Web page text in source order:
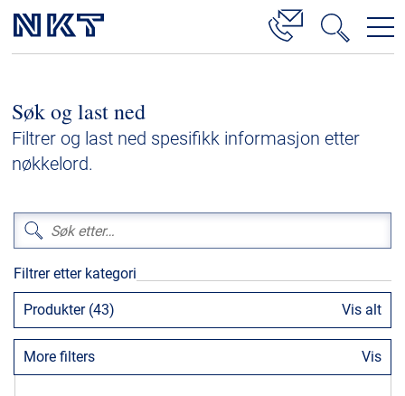
Høyspenningskabelløsninger
Kabelservice
Lavspenning
Høyspenningskabeltilbehør
Mellomspenningskabeltilbehør
Referanser
Nedlastinger
Søk og last ned
Filtrer og last ned spesifikk informasjon etter
nøkkelord.
Filtrer etter kategori
Produkter (43) Vis alt
More filters Vis